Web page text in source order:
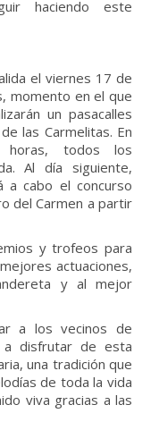
haciendo este
el viernes 17 de
momento en el que
un pasacalles
las Carmelitas. En
todos los
Al día siguiente,
a cabo el concurso
del Carmen a partir
y trofeos para
actuaciones,
y al mejor
a los vecinos de
a disfrutar de esta
una tradición que
de toda la vida
viva gracias a las